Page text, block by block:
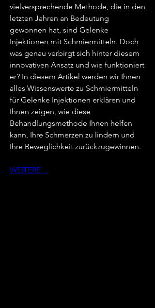
vielversprechende Methode, die in den
letzten Jahren an Bedeutung
gewonnen hat, sind Gelenke
Injektionen mit Schmiermitteln. Doch
was genau verbirgt sich hinter diesem
innovativen Ansatz und wie funktioniert
er? In diesem Artikel werden wir Ihnen
alles Wissenswerte zu Schmiermitteln
für Gelenke Injektionen erklären und
Ihnen zeigen, wie diese
Behandlungsmethode Ihnen helfen
kann, Ihre Schmerzen zu lindern und
Ihre Beweglichkeit zurückzugewinnen.
WEITERE ...